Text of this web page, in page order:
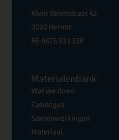
Klein dalenstraat 42
3020 Herent
BE 0676 833 336
Materialenbank
Wat we doen
Catalogus
Samenwerkingen
Materiaal